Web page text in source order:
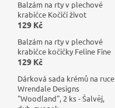
Balzám na rty v plechové
krabičce Kočičí život
129 Kč
Balzám na rty v plechové
krabičce kočičky Feline Fine
129 Kč
Dárková sada krémů na ruce
Wrendale Designs
"Woodland", 2 ks - Šalvěj,